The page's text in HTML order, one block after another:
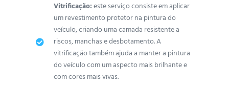
Vitrificação:este serviço consiste em aplicar
um revestimento protetor na pintura do
veículo, criando uma camada resistente a
riscos, manchas e desbotamento. A
vitrificação também ajuda a manter a pintura
do veículo com um aspecto mais brilhante e
com cores mais vivas.